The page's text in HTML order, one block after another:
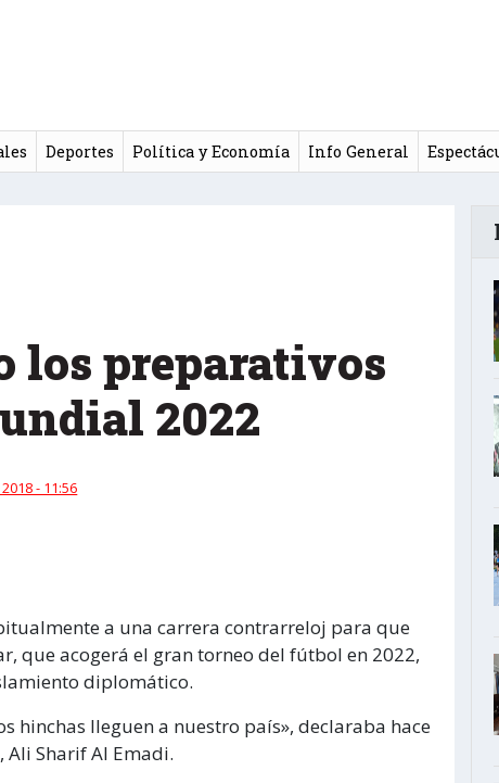
Deportes Política y Economía Info General
los preparativos
2022
- 11:56
a una carrera contrarreloj para que
que acogerá el gran torneo del fútbol en 2022,
diplomático.
hinchas lleguen a nuestro país», declaraba hace
Sharif Al Emadi.